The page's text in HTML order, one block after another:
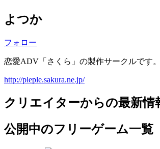
よつか
フォロー
恋愛ADV「さくら」の製作サークルです。
http://pleple.sakura.ne.jp/
クリエイターからの最新情
公開中のフリーゲーム一覧